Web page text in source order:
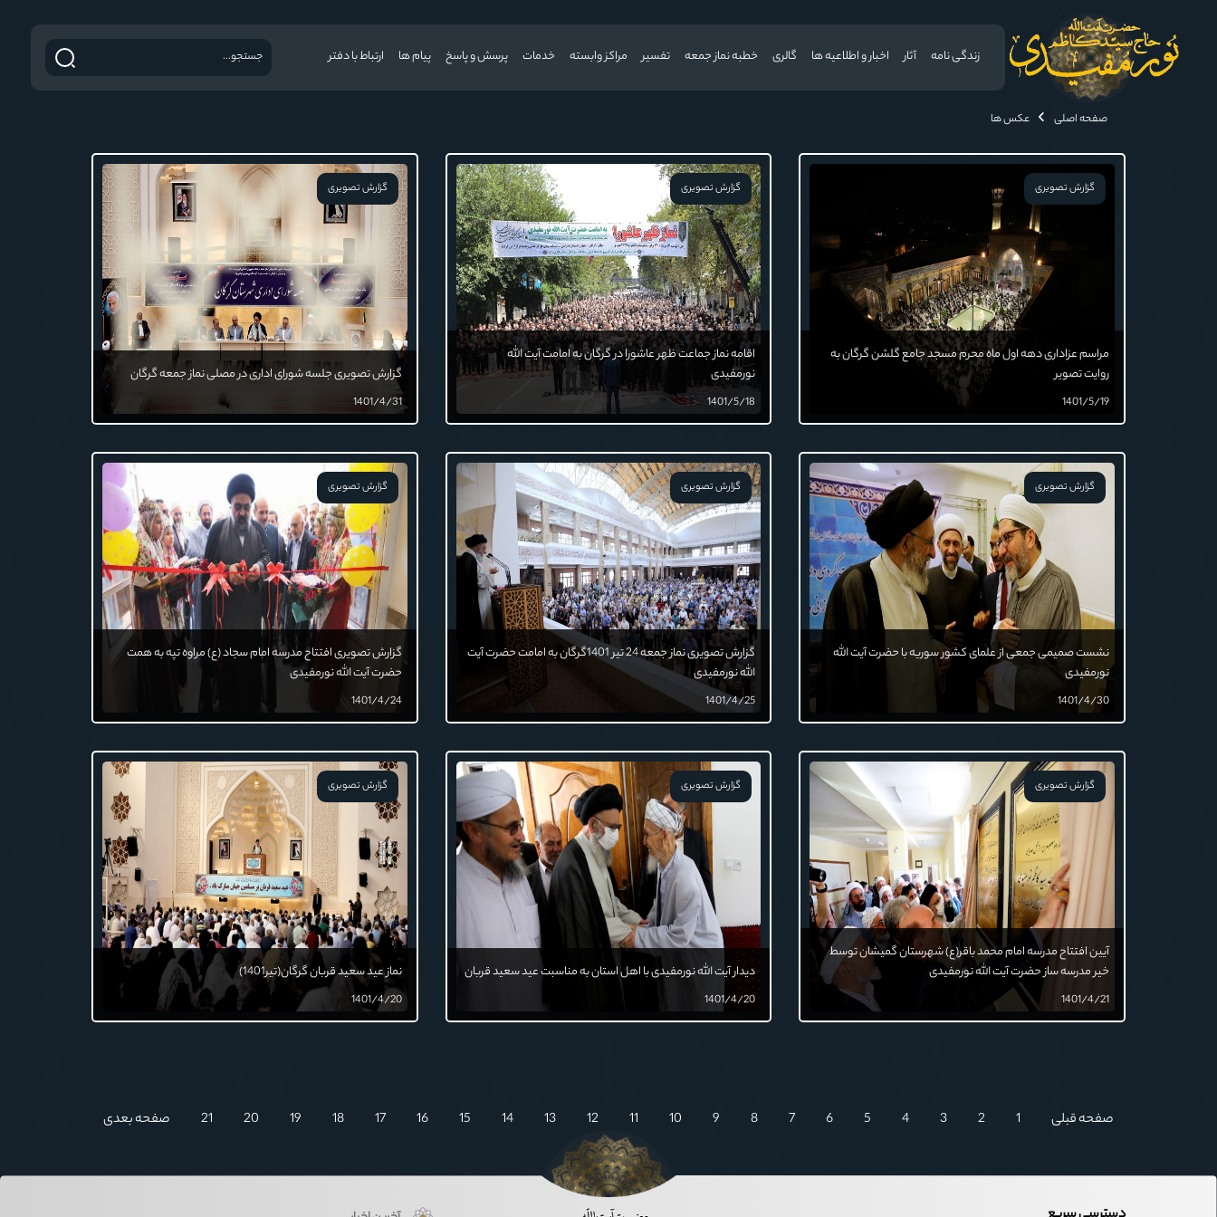
زندگی نامه آثار اخبار و اطلاعیه ها گالری خطبه نماز جمعه تفسیر مراکز وابسته خدمات پرسش و پاسخ پیام ها ارتباط با دفتر
صفحه اصلی عکس ها
گزارش تصویری
مراسم عزاداری دهه اول ماه محرم مسجد جامع گلشن گرگان به
روایت تصویر
1401/5/19
گزارش تصویری
اقامه نماز جماعت ظهر عاشورا در گرگان به امامت آیت الله
نورمفیدی
1401/5/18
گزارش تصویری
گزارش تصویری جلسه شورای اداری در مصلی نماز جمعه گرگان
1401/4/31
گزارش تصویری
نشست صمیمی جمعی از علمای کشور سوریه با حضرت آیت الله
نورمفیدی
1401/4/30
گزارش تصویری
گزارش تصویری نماز جمعه 24 تیر 1401گرگان به امامت حضرت آیت
الله نورمفیدی
1401/4/25
گزارش تصویری
گزارش تصویری افتتاح مدرسه امام سجاد (ع) مراوه تپه به همت
حضرت آیت الله نورمفیدی
1401/4/24
گزارش تصویری
آیین افتتاح مدرسه امام محمد باقر(ع) شهرستان گمیشان توسط
خیر مدرسه ساز حضرت آیت الله نورمفیدی
1401/4/21
گزارش تصویری
دیدار آیت الله نورمفیدی با اهل استان به مناسبت عید سعید قربان
1401/4/20
گزارش تصویری
نماز عید سعید قربان گرگان(تیر1401)
1401/4/20
صفحه قبلی 1
2
3
4
5
6
7
8
9
10
11
12
13
14
15
16
17
18
19
20
21 صفحه بعدی